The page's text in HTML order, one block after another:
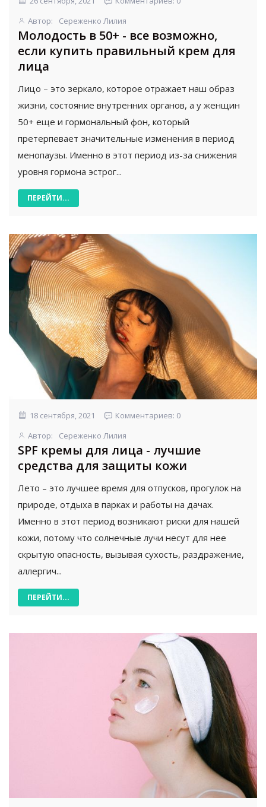
Автор:
Сереженко Лилия
Молодость в 50+ - все возможно,
если купить правильный крем для
лица
Лицо – это зеркало, которое отражает наш образ
жизни, состояние внутренних органов, а у женщин
50+ еще и гормональный фон, который
претерпевает значительные изменения в период
менопаузы. Именно в этот период из-за снижения
уровня гормона эстрог...
ПЕРЕЙТИ...
18 сентября, 2021
Комментариев: 0
Автор:
Сереженко Лилия
SPF кремы для лица - лучшие
средства для защиты кожи
Лето – это лучшее время для отпусков, прогулок на
природе, отдыха в парках и работы на дачах.
Именно в этот период возникают риски для нашей
кожи, потому что солнечные лучи несут для нее
скрытую опасность, вызывая сухость, раздражение,
аллергич...
ПЕРЕЙТИ...